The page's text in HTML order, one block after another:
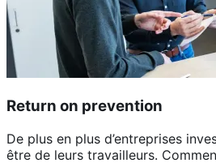
Return on prevention
De plus en plus d’entreprises
être de leurs travailleurs.